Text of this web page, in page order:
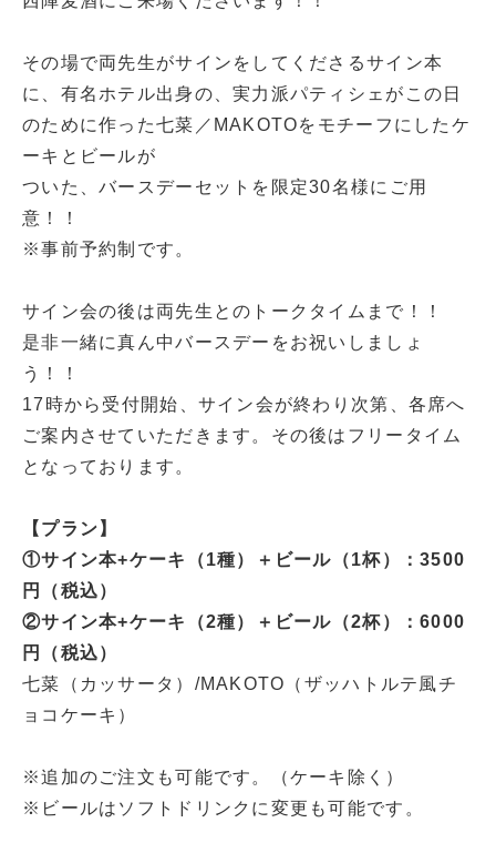
その場で両先生がサインをしてくださるサイン本
に、有名ホテル出身の、実力派パティシェがこの日
のために作った七菜／MAKOTOをモチーフにしたケ
ーキとビールが
ついた、バースデーセットを限定30名様にご用
意！！
※事前予約制です。
サイン会の後は両先生とのトークタイムまで！！
是非一緒に真ん中バースデーをお祝いしましょ
う！！
17時から受付開始、サイン会が終わり次第、各席へ
ご案内させていただきます。その後はフリータイム
となっております。
【プラン】
①サイン本+ケーキ（1種）＋ビール（1杯）：3500
円（税込）
②サイン本+ケーキ（2種）＋ビール（2杯）：6000
円（税込）
七菜（カッサータ）/MAKOTO（ザッハトルテ風チ
ョコケーキ）
※追加のご注文も可能です。（ケーキ除く）
※ビールはソフトドリンクに変更も可能です。